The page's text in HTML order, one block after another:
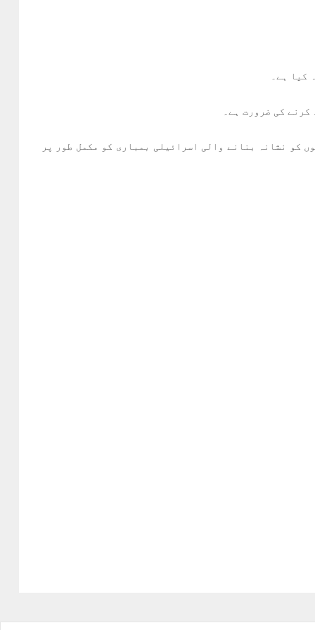
کیا ہے۔
کو نشانہ بنانے والی اسرائیلی بمباری کو مکمل طور پر